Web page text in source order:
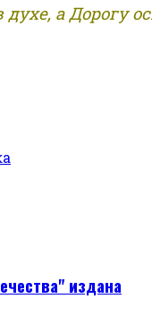
а Дорогу
издана